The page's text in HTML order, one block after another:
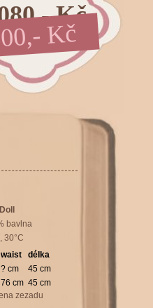
Kč
45.9 EUR
50.1 USDKč
bavlna
30°C
waist
délka
? cm
45 cm
76 cm 45 cm
zezadu